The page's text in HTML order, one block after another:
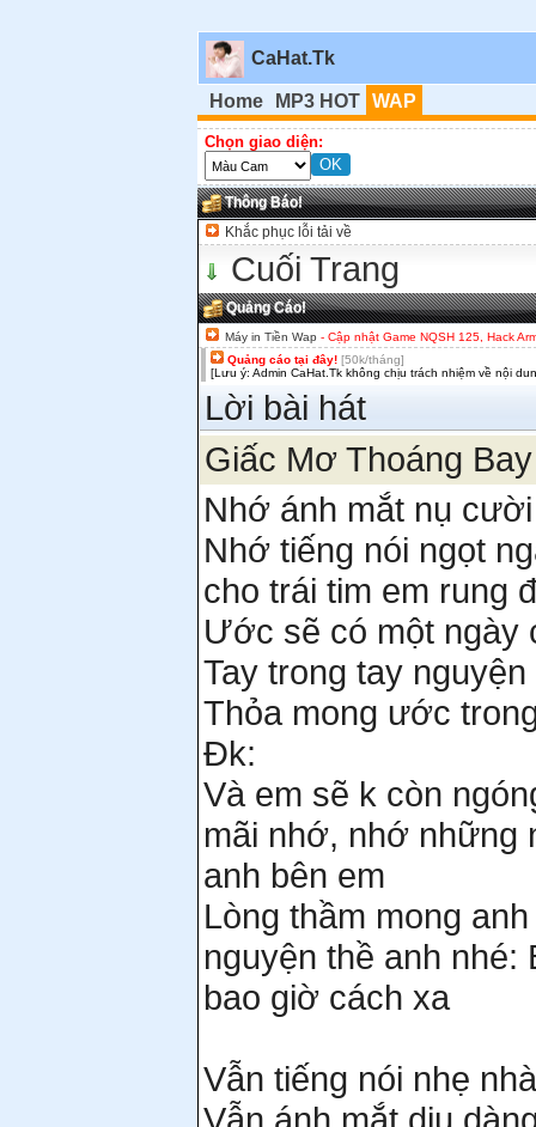
CaHat.Tk
Home MP3 HOT WAP
Chọn giao diện:
Thông Báo!
Khắc phục lỗi tải về
Cuối Trang
Quảng Cáo!
Máy in Tiền Wap - Cập nhật Game NQSH 125, Hack
Quảng cáo tại đây! [50k/tháng]
[Lưu ý: Admin CaHat.Tk không chịu trách nhiệm về nội
Lời bài hát
Giấc Mơ Thoáng
Nhớ ánh mắt nụ
Nhớ tiếng nói ngọt
cho trái tim em rung
Ước sẽ có một ngày
Tay trong tay
Thỏa mong ước
Đk:
Và em sẽ k còn
mãi nhớ, nhớ những
anh bên em
Lòng thầm mong
nguyện thề anh nhé:
bao giờ cách xa
Vẫn tiếng nói nhẹ